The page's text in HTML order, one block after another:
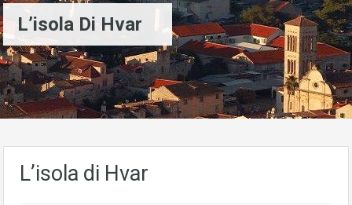
L’isola Di Hvar
L’isola di Hvar